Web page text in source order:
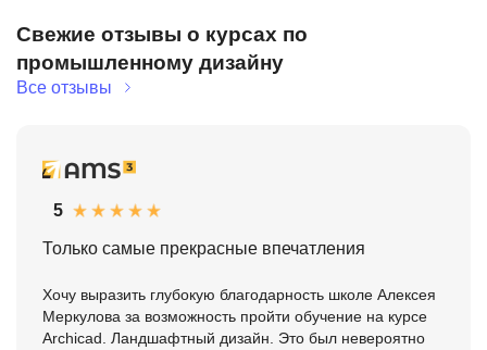
Свежие отзывы о курсах по
промышленному дизайну
Все отзывы
5
Только самые прекрасные впечатления
Хочу выразить глубокую благодарность школе Алексея
Меркулова за возможность пройти обучение на курсе
Archicad. Ландшафтный дизайн. Это был невероятно